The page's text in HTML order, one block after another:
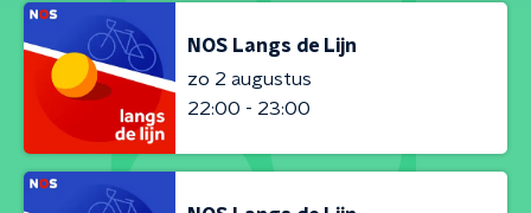
NOS Langs de Lijn
zo 2 augustus
22:00 - 23:00